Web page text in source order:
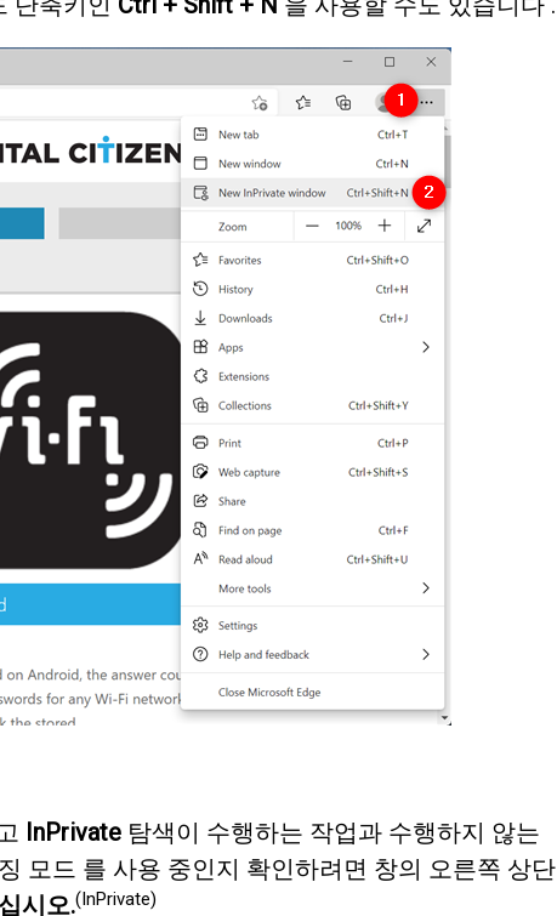
InPrivate탐색이 수행하는 작업과 수행하지 않는
모드 를 사용 중인지 확인하려면 창의 오른쪽 상단
시오.(InPrivate)